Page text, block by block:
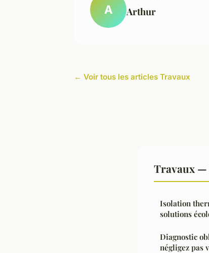
A Arthur
← Voir tous les articles Travaux
Travaux —
Isolation
solutions
Diagnostic
négligez pas